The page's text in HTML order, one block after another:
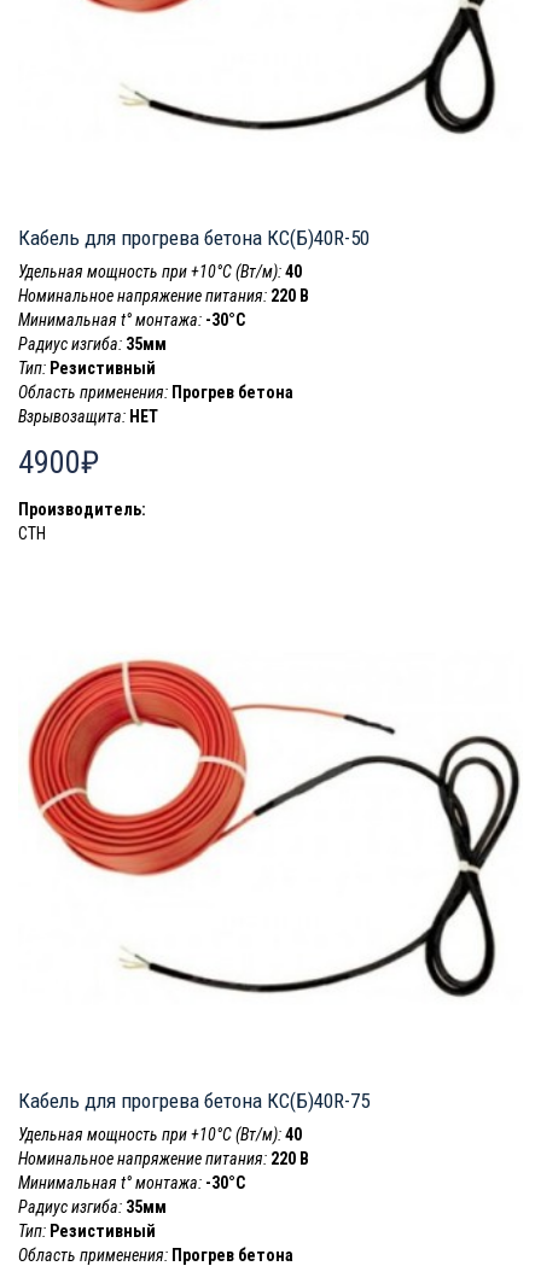
Кабель для прогрева бетона КС(Б)40R-50
Удельная мощность при +10°С (Вт/м):40
Номинальное напряжение питания: 220 В
Минимальная t° монтажа: -30°C
Радиус изгиба: 35мм
Тип: Резистивный
Область применения: Прогрев бетона
Взрывозащита: НЕТ
4900₽
Производитель:
СТН
Кабель для прогрева бетона КС(Б)40R-75
Удельная мощность при +10°С (Вт/м):40
Номинальное напряжение питания: 220 В
Минимальная t° монтажа: -30°C
Радиус изгиба: 35мм
Тип: Резистивный
Область применения: Прогрев бетона